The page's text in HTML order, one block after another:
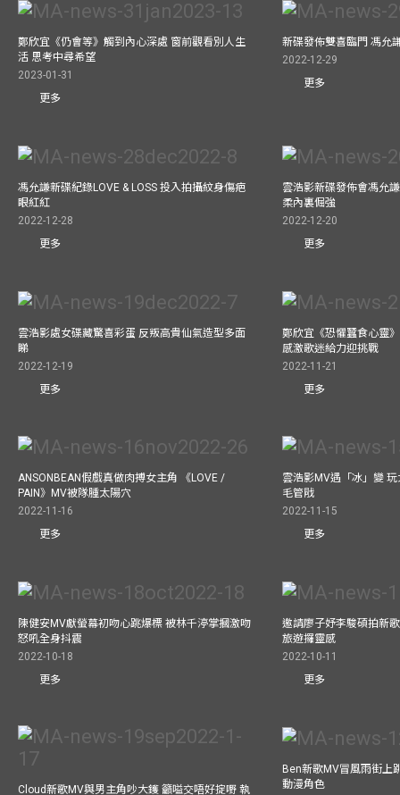
鄭欣宜《仍會等》觸到內心深處 窗前觀看別人生
活 思考中尋希望
2023-01-31
更多
新碟發佈雙喜臨門 馮允
2022-12-29
更多
馮允謙新碟紀錄LOVE & LOSS 投入拍攝紋身傷疤
眼紅紅
2022-12-28
更多
雲浩影新碟發佈會馮允
柔內裏倔強
2022-12-20
更多
雲浩影處女碟藏驚喜彩蛋 反叛高貴仙氣造型多面
睇
2022-12-19
更多
鄭欣宜《恐懼蠶食心靈
感激歌迷給力迎挑戰
2022-11-21
更多
ANSONBEAN假戲真做肉搏女主角 《LOVE /
PAIN》MV被隊腫太陽穴
2022-11-16
更多
雲浩影MV遇「冰」變
毛管戙
2022-11-15
更多
陳健安MV獻螢幕初吻心跳爆標 被林千渟掌摑激吻
怒吼全身抖震
2022-10-18
更多
邀請廖子妤李駿碩拍新
旅遊攞靈感
2022-10-11
更多
Cloud新歌MV與男主角吵大鑊 籲嗌交唔好掟嘢 執
Ben新歌MV冒風雨街上
動漫角色